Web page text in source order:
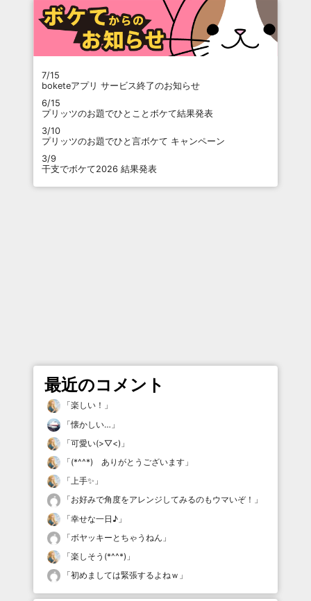
7/15
boketeアプリ サービス終了のお知らせ
6/15
プリッツのお題でひとことボケて結果発表
3/10
プリッツのお題でひと言ボケて キャンペーン
3/9
干支でボケて2026 結果発表
最近のコメント
「楽しい！ 」
「懐かしい… 」
「可愛い(>▽<) 」
「(*^^*) ありがとうございます 」
「上手✨ 」
「お好みで角度をアレンジしてみるのもウマいぞ！ 」
「幸せな一日♪ 」
「ボヤッキーとちゃうねん 」
「楽しそう(*^^*) 」
「初めましては緊張するよねｗ 」